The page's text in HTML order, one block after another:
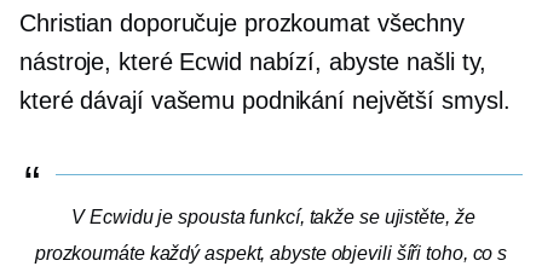
Christian doporučuje prozkoumat všechny
nástroje, které Ecwid nabízí, abyste našli ty,
které dávají vašemu podnikání největší smysl.
V Ecwidu je spousta funkcí, takže se ujistěte, že
prozkoumáte každý aspekt, abyste objevili šíři toho, co s